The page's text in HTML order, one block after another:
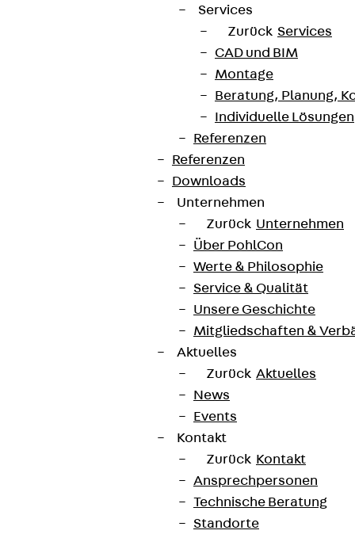
Services
Zurück Services
CAD und BIM
Montage
Beratung, Planung,
Individuelle Lösungen
Referenzen
Referenzen
Downloads
Unternehmen
Zurück Unternehmen
Über PohlCon
Werte & Philosophie
Service & Qualität
Unsere Geschichte
Mitgliedschaften &
Aktuelles
Zurück Aktuelles
News
Events
Kontakt
Zurück Kontakt
Ansprechpersonen
Technische Beratung
Standorte